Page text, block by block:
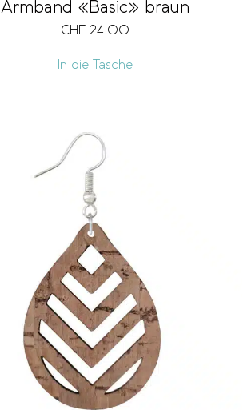
Armband «Basic» braun
CHF 24.00
In die Tasche